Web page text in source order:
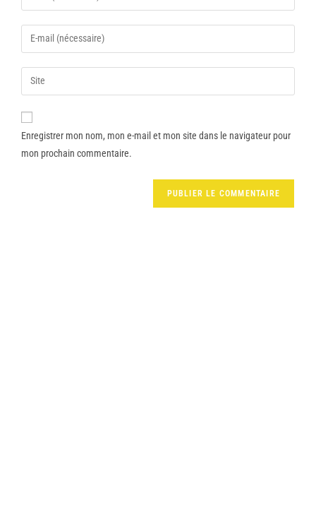
Enregistrer mon nom, mon e-mail et mon site dans le navigateur pour
mon prochain commentaire.